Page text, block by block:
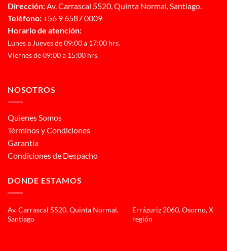
Dirección: Av. Carrascal 5520, Quinta Normal, Santiago.
Teléfono:+56 9 6587 0009
Horario de atención:
Lunes a Jueves de 09:00 a 17:00 hrs.
Viernes de 09:00 a 15:00 hrs.
NOSOTROS
Quienes Somos
Términos y Condiciones
Garantía
Condiciones de Despacho
DONDE ESTAMOS
Av. Carrascal 5520, Quinta Normal,
Santiago
Errázuriz 2060, Osorno, X
región